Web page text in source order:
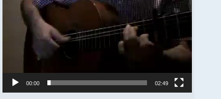
00:00 02:49